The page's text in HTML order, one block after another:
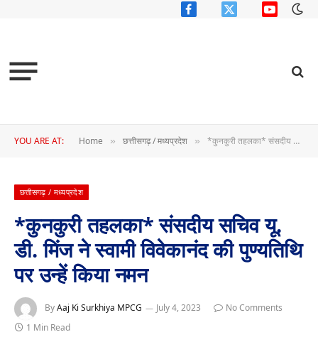
FacebookX
YouTube
YOU ARE AT: Home » छत्तीसगढ़ / मध्यप्रदेश » *कुनकुरी तहलका* संसदीय सचिव यू. डी. मिंज ने स्वामी विवेकानंद की पुण्यतिथि पर उन्हें किया नमन
छत्तीसगढ़ / मध्यप्रदेश
*कुनकुरी तहलका* संसदीय सचिव यू.
डी. मिंज ने स्वामी विवेकानंद की पुण्यतिथि
पर उन्हें किया नमन
ByAaj Ki Surkhiya MPCG July 4, 2023
No Comments
1 Min Read